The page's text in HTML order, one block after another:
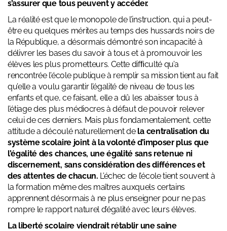
s’assurer que tous peuvent y accéder.
La réalité est que le monopole de l’instruction, qui a peut-
être eu quelques mérites au temps des hussards noirs de
la République, a désormais démontré son incapacité à
délivrer les bases du savoir à tous et à promouvoir les
élèves les plus prometteurs. Cette difﬁculté qu’a
rencontrée l’école publique à remplir sa mission tient au fait
qu’elle a voulu garantir l’égalité de niveau de tous les
enfants et que, ce faisant, elle a dû les abaisser tous à
l’étiage des plus médiocres à défaut de pouvoir relever
celui de ces derniers. Mais plus fondamentalement, cette
attitude a découlé naturellement dela centralisation du
système scolaire joint à la volonté d’imposer plus que
l’égalité des chances, une égalité sans retenue ni
discernement, sans considération des différences et
des attentes de chacun. L’échec de l’école tient souvent à
la formation même des maîtres auxquels certains
apprennent désormais à ne plus enseigner pour ne pas
rompre le rapport naturel d’égalité avec leurs élèves.
La liberté scolaire viendrait rétablir une saine